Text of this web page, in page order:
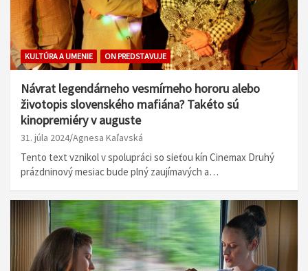
KULTÚRA A UMENIE ON PREDSTAVUJE
Návrat legendárneho vesmírneho hororu alebo
životopis slovenského mafiána? Takéto sú
kinopremiéry v auguste
31. júla 2024 Agnesa Kaľavská
Tento text vznikol v spolupráci so sieťou kín Cinemax Druhý
prázdninový mesiac bude plný zaujímavých a…